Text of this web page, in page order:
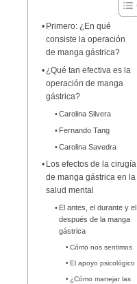
Primero: ¿En qué
consiste la operación
de manga gástrica?
¿Qué tan efectiva es la
operación de manga
gástrica?
Carolina Silvera
Fernando Tang
Carolina Savedra
Los efectos de la cirugía
de manga gástrica en la
salud mental
El antes, el durante y el
después de la manga
gástrica
Cómo nos sentimos
El apoyo psicológico
¿Cómo manejar las